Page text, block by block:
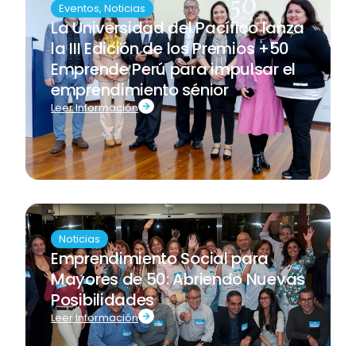
Eventos, Noticias
La Universidad del Pacífico lanza
la III Edición de los Premios +50
Emprende Perú para impulsar el
emprendimiento sénior
Leer Información
Noticias
Emprendimiento Social para
Mayores de 50: Abriendo Nuevas
Posibilidades
Leer Información